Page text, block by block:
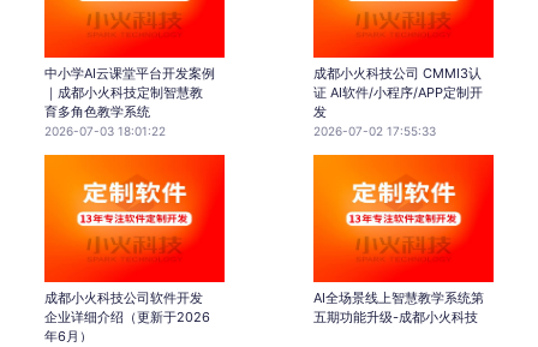
中小学AI云课堂平台开发案例
｜成都小火科技定制智慧教
育多角色教学系统
2026-07-03 18:01:22
成都小火科技公司 CMMI3认
证 AI软件/小程序/APP定制开
发
2026-07-02 17:55:33
成都小火科技公司软件开发
企业详细介绍（更新于2026
年6月）
AI全场景线上智慧教学系统第
五期功能升级-成都小火科技